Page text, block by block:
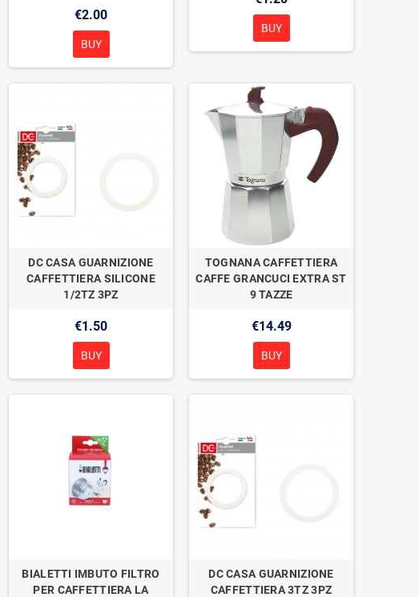
€2.00
BUY
BUY
DC CASA GUARNIZIONE
CAFFETTIERA SILICONE
1/2TZ 3PZ
€1.50
BUY
TOGNANA CAFFETTIERA
CAFFE GRANCUCI EXTRA ST
9 TAZZE
€14.49
BUY
BIALETTI IMBUTO FILTRO
PER CAFFETTIERA LA
DC CASA GUARNIZIONE
CAFFETTIERA 3TZ 3PZ